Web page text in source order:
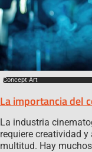
Concept Art
La importancia del
La industria
requiere creatividad
multitud. Hay